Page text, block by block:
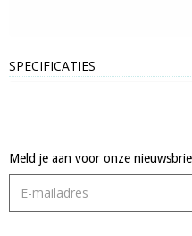
SPECIFICATIES
Meld je aan voor onze